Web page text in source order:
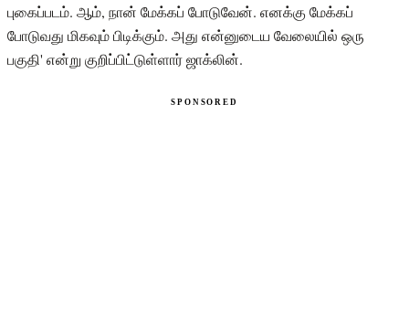
புகைப்படம். ஆம், நான் மேக்கப் போடுவேன். எனக்கு மேக்கப்
போடுவது மிகவும் பிடிக்கும். அது என்னுடைய வேலையில் ஒரு
பகுதி' என்று குறிப்பிட்டுள்ளார் ஜாக்லின்.